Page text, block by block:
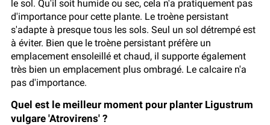
le sol. Qu'il soit humide ou sec, cela n'a pratiquement pas
d'importance pour cette plante. Le troène persistant
s'adapte à presque tous les sols. Seul un sol détrempé est
à éviter. Bien que le troène persistant préfère un
emplacement ensoleillé et chaud, il supporte également
très bien un emplacement plus ombragé. Le calcaire n'a
pas d'importance.
Quel est le meilleur moment pour planter Ligustrum
vulgare 'Atrovirens' ?